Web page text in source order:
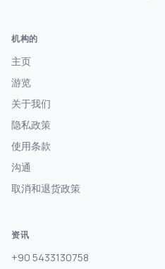
机构的
主页
游览
关于我们
隐私政策
使用条款
沟通
取消和退货政策
资讯
+90 5433130758